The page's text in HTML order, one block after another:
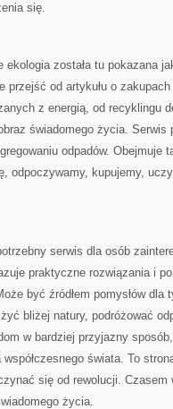
się.
ekologia została tu pokazana
przejść od artykułu o
z energią, od recyklingu
świadomego życia.
odpadów. Obejmuje
odpoczywamy, kupujemy,
serwis dla osób
praktyczne rozwiązania i
być źródłem pomysłów
bliżej natury, podróżować
w bardziej przyjazny
świata. To
się od rewolucji.
życia.